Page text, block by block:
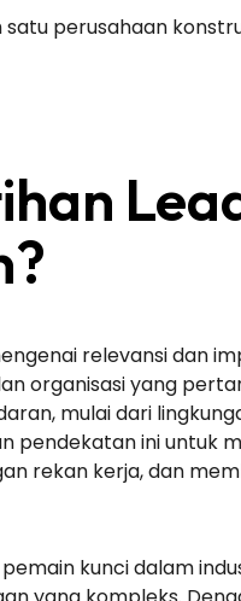
perusahaan
relevansi dan
organisasi yang
mulai dari
pendekatan ini
rekan kerja, dan
kunci dalam